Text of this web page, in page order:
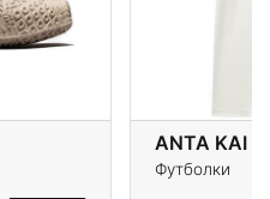
ANTA KAI
Футболки